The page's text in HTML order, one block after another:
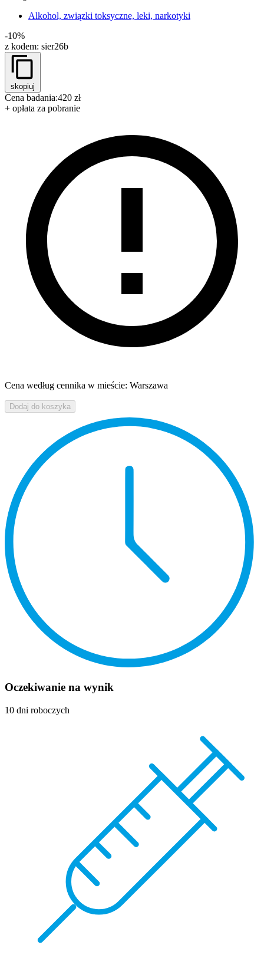
Alkohol, związki toksyczne, leki, narkotyki
-10%
z kodem: sier26b
skopiuj
Cena badania:420 zł
+ opłata za pobranie
Cena według cennika w mieście: Warszawa
Dodaj do koszyka
Oczekiwanie na wynik
10 dni roboczych